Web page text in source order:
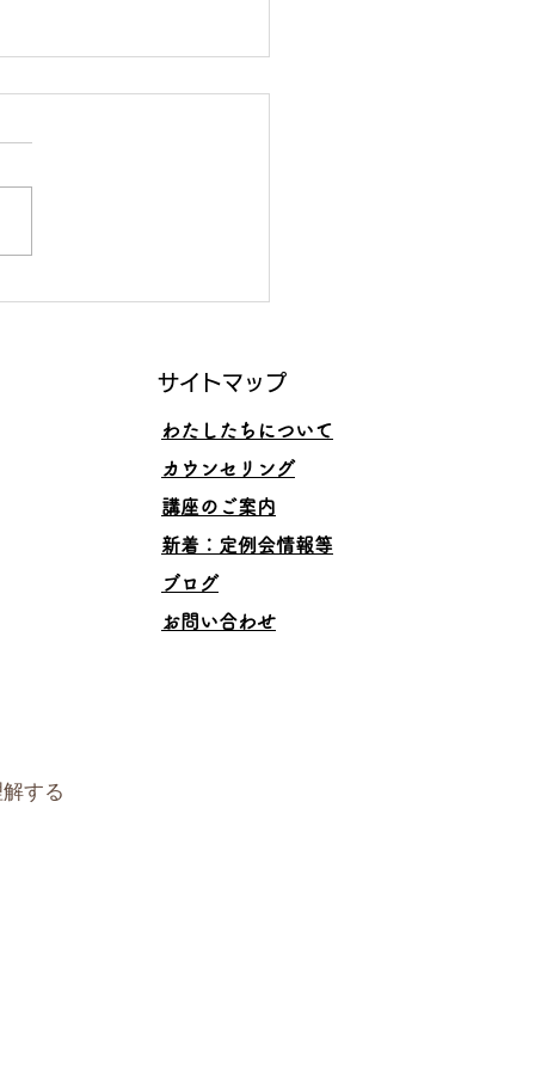
いくスキルと、その理
する
サイトマップ
わたしたちについて
カウンセリング
講座のご案内
​新着：定例会情報等
ブログ
お問い合わせ